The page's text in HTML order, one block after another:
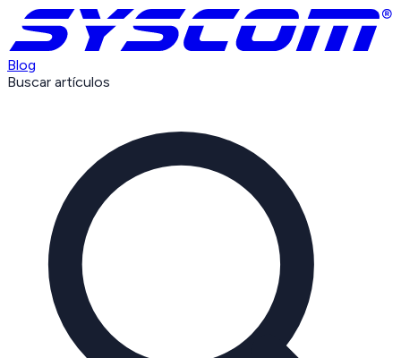
Blog
Buscar artículos